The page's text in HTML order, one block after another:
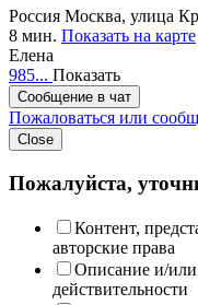
Россия Москва, улица
8 мин. Показать на карте
Елена
985... Показать
Сообщение в чат
Пожаловаться или
Close
Пожалуйста,
Контент,
авторские права
Описание и/или
действительности